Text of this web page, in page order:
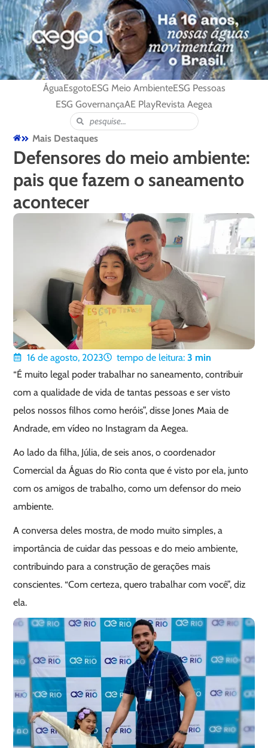
ÁguaEsgotoESG Meio AmbienteESG Pessoas
ESG GovernançaAE PlayRevista Aegea
Mais Destaques
Defensores do meio ambiente:
pais que fazem o saneamento
acontecer
16 de agosto, 2023 tempo de leitura: 3 min
“É muito legal poder trabalhar no saneamento, contribuir
com a qualidade de vida de tantas pessoas e ser visto
pelos nossos filhos como heróis”, disse Jones Maia de
Andrade, em vídeo no Instagram da Aegea.
Ao lado da filha, Júlia, de seis anos, o coordenador
Comercial da Águas do Rio conta que é visto por ela, junto
com os amigos de trabalho, como um defensor do meio
ambiente.
A conversa deles mostra, de modo muito simples, a
importância de cuidar das pessoas e do meio ambiente,
contribuindo para a construção de gerações mais
conscientes. “Com certeza, quero trabalhar com você”, diz
ela.